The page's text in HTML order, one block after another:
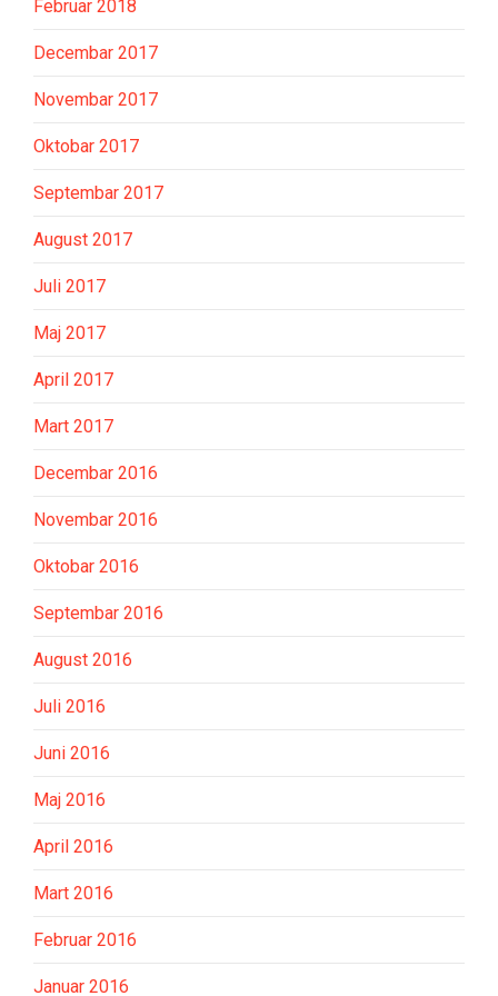
Februar 2018
Decembar 2017
Novembar 2017
Oktobar 2017
Septembar 2017
August 2017
Juli 2017
Maj 2017
April 2017
Mart 2017
Decembar 2016
Novembar 2016
Oktobar 2016
Septembar 2016
August 2016
Juli 2016
Juni 2016
Maj 2016
April 2016
Mart 2016
Februar 2016
Januar 2016